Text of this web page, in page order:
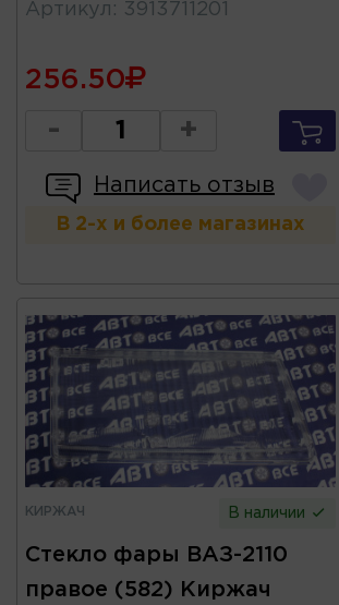
Артикул : 3913711201
256.50
- +
Написать отзыв
В 2-х и более магазинах
КИРЖАЧ В наличии
Стекло фары ВАЗ-2110
правое (582) Киржач